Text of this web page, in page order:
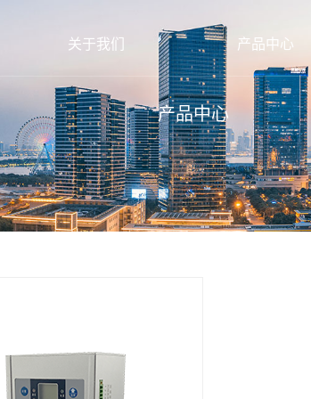
关于我们 产品中心
产品中心